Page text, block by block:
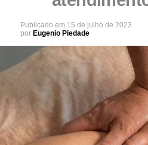
Publicado em 15 de julho de 2023
por Eugenio Piedade